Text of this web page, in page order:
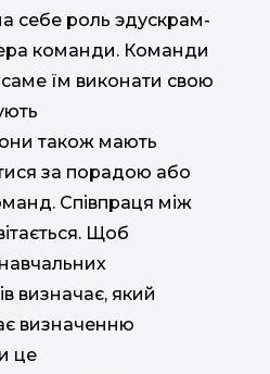
себе роль эдускрам-
команди. Команди
їм виконати свою
також мають
за порадою або
Співпраця між
Щоб
навчальних
визначає, який
визначенню
це